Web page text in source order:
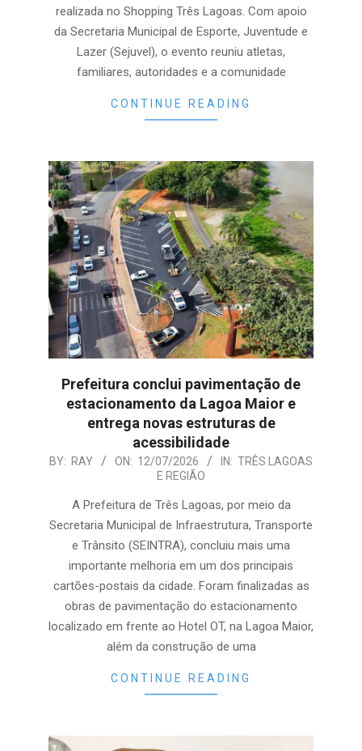
realizada no Shopping Três Lagoas. Com apoio
da Secretaria Municipal de Esporte, Juventude e
Lazer (Sejuvel), o evento reuniu atletas,
familiares, autoridades e a comunidade
CONTINUE READING
Prefeitura conclui pavimentação de
estacionamento da Lagoa Maior e
entrega novas estruturas de
acessibilidade
2026-
BY: RAY ON: 12/07/2026 IN: TRÊS LAGOAS
E REGIÃO
A Prefeitura de Três Lagoas, por meio da
Secretaria Municipal de Infraestrutura, Transporte
e Trânsito (SEINTRA), concluiu mais uma
importante melhoria em um dos principais
cartões-postais da cidade. Foram finalizadas as
obras de pavimentação do estacionamento
localizado em frente ao Hotel OT, na Lagoa Maior,
além da construção de uma
CONTINUE READING